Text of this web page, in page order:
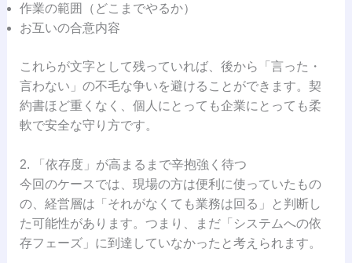
作業の範囲（どこまでやるか）
お互いの合意内容
これらが文字として残っていれば、後から「言った・
言わない」の不毛な争いを避けることができます。契
約書ほど重くなく、個人にとっても企業にとっても柔
軟で安全な守り方です。
2. 「依存度」が高まるまで辛抱強く待つ
今回のケースでは、現場の方は便利に使っていたもの
の、経営層は「それがなくても業務は回る」と判断し
た可能性があります。つまり、まだ「システムへの依
存フェーズ」に到達していなかったと考えられます。